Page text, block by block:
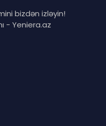
bizdən izləyin!
- Yeniera.az